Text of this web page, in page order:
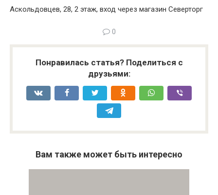
Аскольдовцев, 28, 2 этаж, вход через магазин Северторг
0
Понравилась статья? Поделиться с
друзьями:
Вам также может быть интересно